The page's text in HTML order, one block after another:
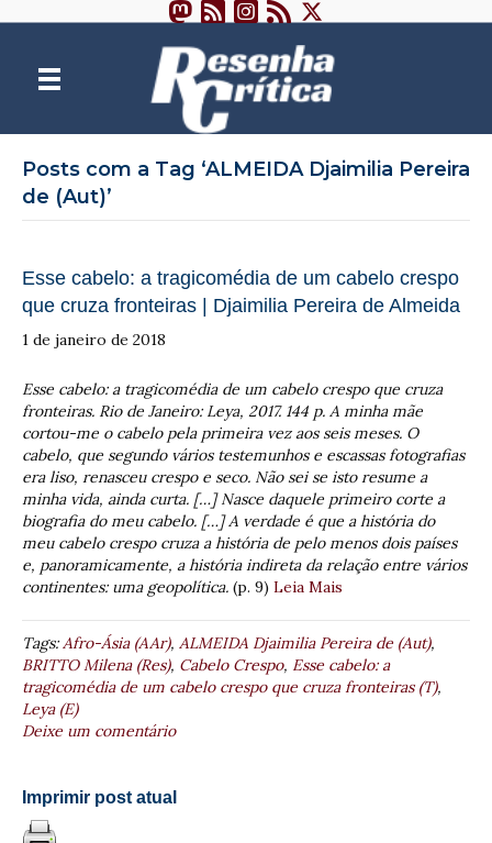
Posts com a Tag ‘ALMEIDA Djaimilia Pereira
de (Aut)’
Esse cabelo: a tragicomédia de um cabelo crespo
que cruza fronteiras | Djaimilia Pereira de Almeida
1 de janeiro de 2018
Esse cabelo: a tragicomédia de um cabelo crespo que cruza
fronteiras. Rio de Janeiro: Leya, 2017. 144 p. A minha mãe
cortou-me o cabelo pela primeira vez aos seis meses. O
cabelo, que segundo vários testemunhos e escassas fotografias
era liso, renasceu crespo e seco. Não sei se isto resume a
minha vida, ainda curta. […] Nasce daquele primeiro corte a
biografia do meu cabelo. […] A verdade é que a história do
meu cabelo crespo cruza a história de pelo menos dois países
e, panoramicamente, a história indireta da relação entre vários
continentes: uma geopolítica. (p. 9) Leia Mais
Tags:Afro-Ásia (AAr), ALMEIDA Djaimilia Pereira de (Aut),
BRITTO Milena (Res), Cabelo Crespo, Esse cabelo: a
tragicomédia de um cabelo crespo que cruza fronteiras (T),
Leya (E)
Deixe um comentário
Imprimir post atual